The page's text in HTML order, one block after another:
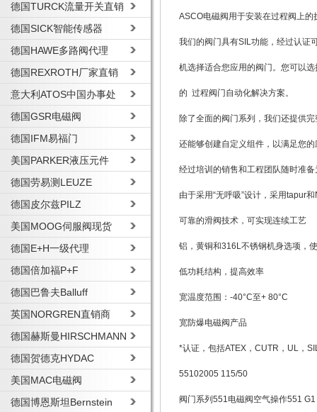
德国TURCK流量开关直销
德国SICK智能传感器
德国HAWE多路阀代理
德国REXROTH厂家直销
意大利ATOS中国办事处
德国GSR电磁阀
德国IFM易福门
美国PARKER液压元件
德国劳易测LEUZE
德国皮尔兹PILZ
美国MOOG伺服阀现货
德国E+H一级代理
德国倍加福P+F
德国巴鲁夫Balluff
英国NORGREN直销商
德国赫斯曼HIRSCHMANN
德国贺德克HYDAC
美国MAC电磁阀
德国博恩斯坦Bernstein
ASCO电磁阀用于安装在过程阀上
我们的阀门具有SIL功能，经过认证
机选择适合您应用的阀门。您可以
的 过程阀门自动化解决方案。
除了全面的阀门系列，我们还提供
还能够创建自定义组件，以满足您
经过培训的销售和工程团队随时准
由于采用“无呼吸”设计，采用tapur
可靠的滑阀技术，可实现连续工艺
铝，黄铜和316L不锈钢机身选项，
低功耗结构，提高效率
宽温度范围：-40°C至+ 80°C
宽防爆电磁阀产品
*认证，包括ATEX，CUTR，UL，
55102005 115/50
阀门系列551电磁阀空气操作551